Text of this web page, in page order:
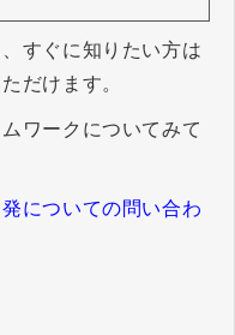
すぐに知りたい方は
だけます。
ワークについてみて
についての問い合わ